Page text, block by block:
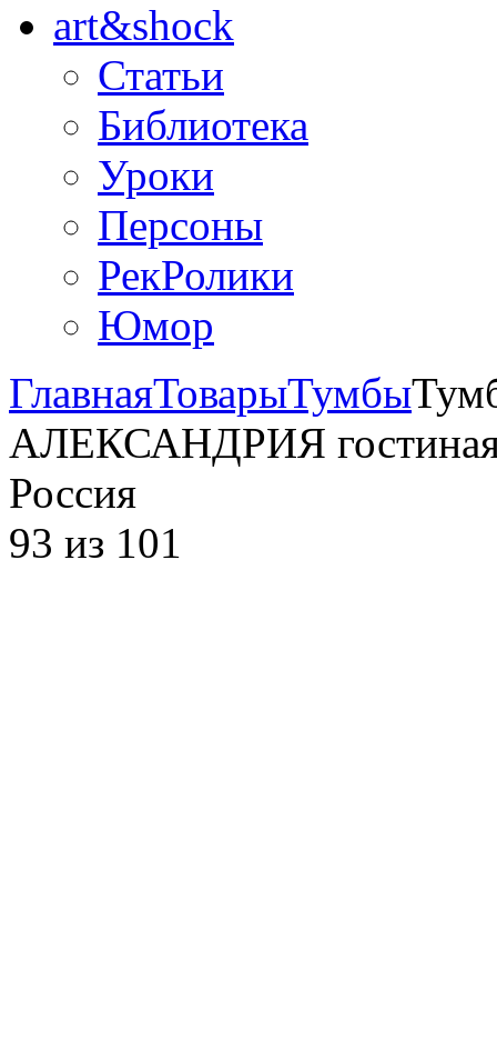
art&shock
Статьи
Библиотека
Уроки
Персоны
РекРолики
Юмор
ГлавнаяТоварыТумбы
АЛЕКСАНДРИЯ
Россия
93 из 101